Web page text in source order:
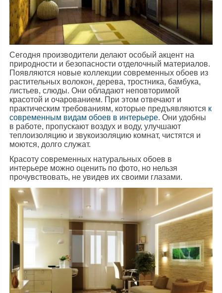
Сегодня производители делают особый акцент на
природности и безопасности отделочный материалов.
Появляются новые коллекции современных обоев из
растительных волокон, дерева, тростника, бамбука,
листьев, слюды. Они обладают неповторимой
красотой и очарованием. При этом отвечают и
практическим требованиям, которые предъявляются к
современным видам обоев в интерьере. Они удобны
в работе, пропускают воздух и воду, улучшают
теплоизоляцию и звукоизоляцию комнат, чистятся и
моются, долго служат.
Красоту современных натуральных обоев в
интерьере можно оценить по фото, но нельзя
прочувствовать, не увидев их своими глазами.